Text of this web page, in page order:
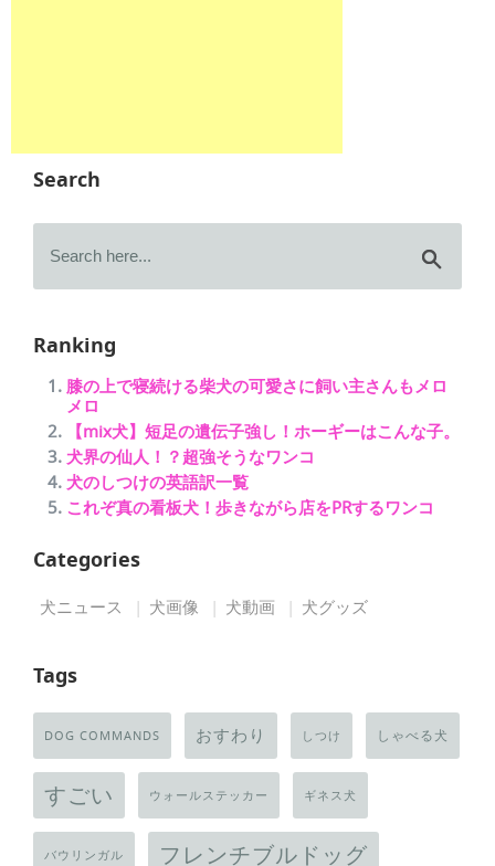
Search
Ranking
膝の上で寝続ける柴犬の可愛さに飼い主さんもメロ
メロ
【mix犬】短足の遺伝子強し！ホーギーはこんな子。
犬界の仙人！？超強そうなワンコ
犬のしつけの英語訳一覧
これぞ真の看板犬！歩きながら店をPRするワンコ
Categories
犬ニュース 犬画像 犬動画 犬グッズ
Tags
DOG COMMANDS おすわり しつけ しゃべる犬
すごい ウォールステッカー ギネス犬
バウリンガル フレンチブルドッグ